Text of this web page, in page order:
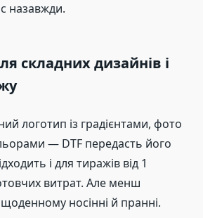
назавжди.
складних дизайнів і
логотип із градієнтами, фото
— DTF передасть його
і для тиражів від 1
витрат. Але менш
носінні й пранні.